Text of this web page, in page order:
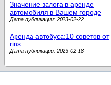
Значение залога в аренде
автомобиля в Вашем городе
Дата публикации: 2023-02-22
Аренда автобуса:10 советов от
rins
Дата публикации: 2023-02-18